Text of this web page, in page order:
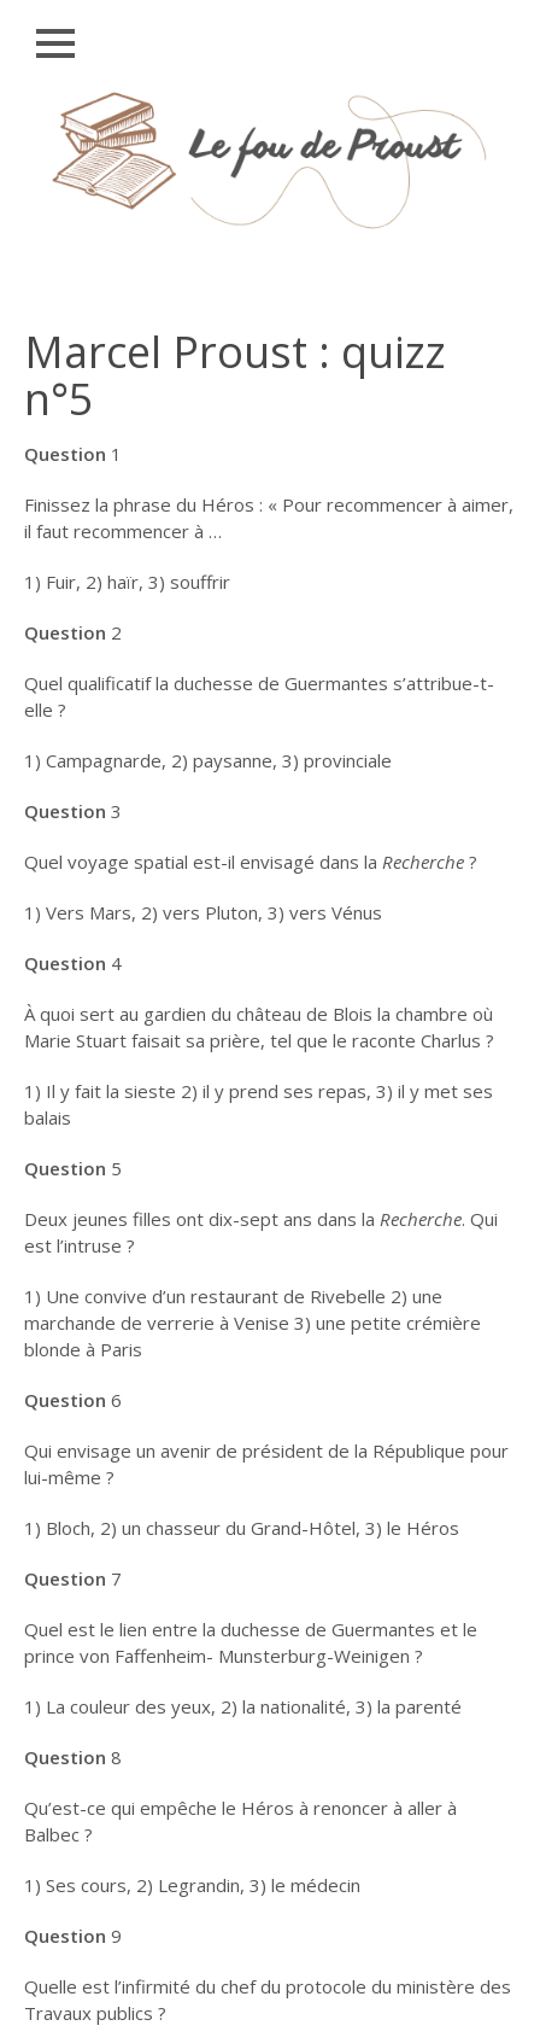
Close
UNIVERS
PROUSTIEN
À LA RECHERCHE DU
PERSONNAGES (H À
0)
Z)
DU CÔTÉ DE CHEZ
L’OMBRE DES
JEUNES FILLES EN
LES VÉGÉTAUX
À Z)
LA PREUVE PAR LE
ET LE BORDEL
DE BONNE HEURE,
JE ME SUIS COUCHÉ
POUR LONGTEMPS
JEAN ADLOFF, UN
LASCAR AU CANADA
DÉJEUNER (OU
INVENTER UN
PATELIN BRETON
LES
QUIZZ
SUR
PROUST
MARCEL PROUST :
QUIZZ N°1
QUIZZ N°2
MARCEL PROUST :
MARCEL PROUST :
MARCEL PROUST :
QUIZZ N°5
QUIZZ N°6
QUIZZ N°7
MARCEL PROUST :
LITTÉRATURE
Marcel Proust : quizz
n°5
Question 1
Finissez la phrase du Héros : « Pour recommencer à aimer,
il faut recommencer à …
1) Fuir, 2) haïr, 3) souffrir
Question 2
Quel qualificatif la duchesse de Guermantes s’attribue-t-
elle ?
1) Campagnarde, 2) paysanne, 3) provinciale
Question 3
Quel voyage spatial est-il envisagé dans la Recherche?
1) Vers Mars, 2) vers Pluton, 3) vers Vénus
Question 4
À quoi sert au gardien du château de Blois la chambre où
Marie Stuart faisait sa prière, tel que le raconte Charlus ?
1) Il y fait la sieste 2) il y prend ses repas, 3) il y met ses
balais
Question 5
Deux jeunes filles ont dix-sept ans dans la Recherche. Qui
est l’intruse ?
1) Une convive d’un restaurant de Rivebelle 2) une
marchande de verrerie à Venise 3) une petite crémière
blonde à Paris
Question 6
Qui envisage un avenir de président de la République pour
lui-même ?
1) Bloch, 2) un chasseur du Grand-Hôtel, 3) le Héros
Question 7
Quel est le lien entre la duchesse de Guermantes et le
prince von Faffenheim- Munsterburg-Weinigen ?
1) La couleur des yeux, 2) la nationalité, 3) la parenté
Question 8
Qu’est-ce qui empêche le Héros à renoncer à aller à
Balbec ?
1) Ses cours, 2) Legrandin, 3) le médecin
Question 9
Quelle est l’infirmité du chef du protocole du ministère des
Travaux publics ?